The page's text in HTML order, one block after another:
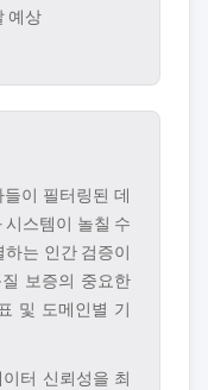
예상
이 필터링된 데
스템이 놀칠 수
는 인간 검증이
보증의 중요한
및 도메인별 기
터 신뢰성을 최